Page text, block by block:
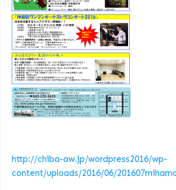
http://chiba-aw.jp/wordpress2016/wp-
content/uploads/2016/06/